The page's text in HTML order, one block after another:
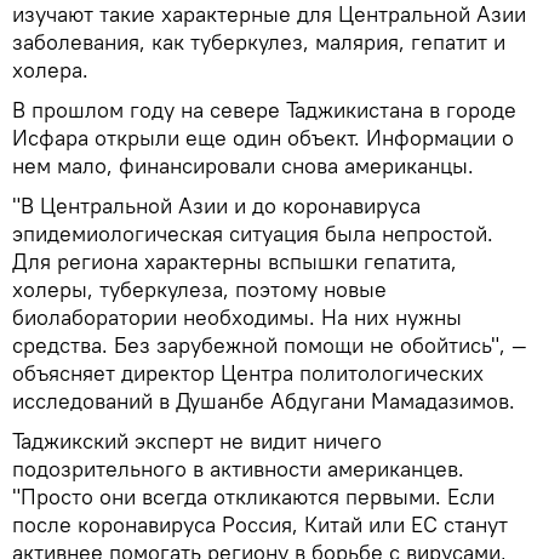
изучают такие характерные для Центральной Азии
заболевания, как туберкулез, малярия, гепатит и
холера.
В прошлом году на севере Таджикистана в городе
Исфара открыли еще один объект. Информации о
нем мало, финансировали снова американцы.
"В Центральной Азии и до коронавируса
эпидемиологическая ситуация была непростой.
Для региона характерны вспышки гепатита,
холеры, туберкулеза, поэтому новые
биолаборатории необходимы. На них нужны
средства. Без зарубежной помощи не обойтись", —
объясняет директор Центра политологических
исследований в Душанбе Абдугани Мамадазимов.
Таджикский эксперт не видит ничего
подозрительного в активности американцев.
"Просто они всегда откликаются первыми. Если
после коронавируса Россия, Китай или ЕС станут
активнее помогать региону в борьбе с вирусами,